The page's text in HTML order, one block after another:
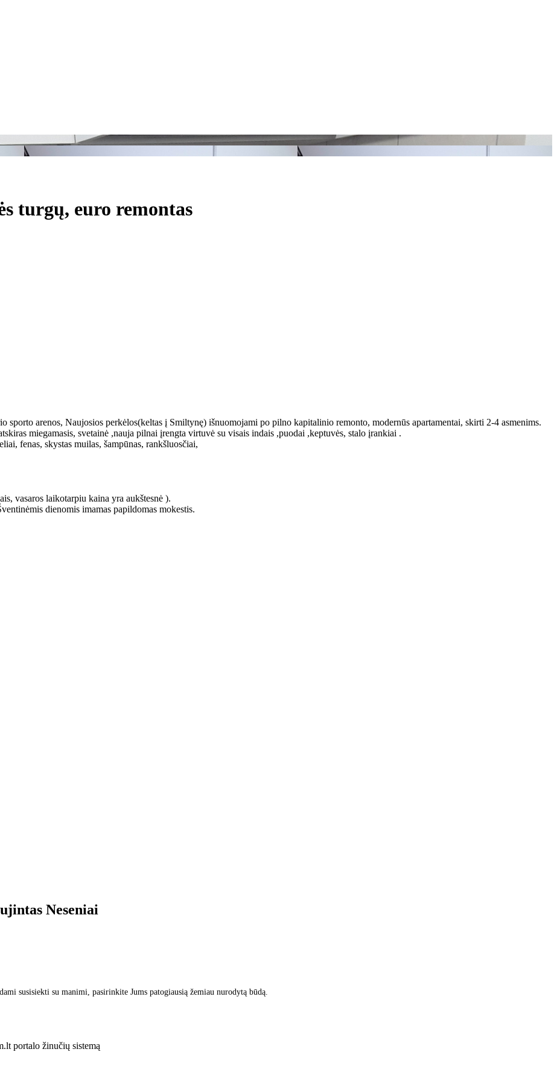
turgų, euro remontas
arenos, Naujosios perkėlos(keltas į Smiltynę) išnuomojami po pilno kapitalinio remonto, modernūs apartamentai, skirti 2-4 asmenims.
miegamasis, svetainė ,nauja pilnai įrengta virtuvė su visais indais ,puodai ,keptuvės, stalo įrankiai .
fenas, skystas muilas, šampūnas, rankšluosčiai,
vasaros laikotarpiu kaina yra aukštesnė ).
dienomis imamas papildomas mokestis.
Neseniai
susisiekti su manimi, pasirinkite Jums patogiausią žemiau nurodytą būdą.
portalo žinučių sistemą